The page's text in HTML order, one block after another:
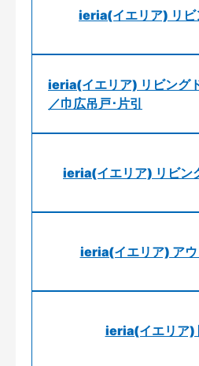
ieria(イエリア) リビ
ieria(イエリア) リビング
／巾広吊戸･片引
ieria(イエリア) リビン
ieria(イエリア) ア
ieria(イエリア)